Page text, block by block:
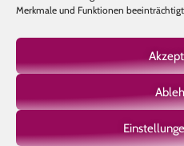
Merkmale und Funktionen
Mehr laden